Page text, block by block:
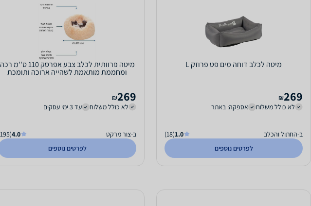
מיטה לכלב דוחה מים פט פרוזק L
269
₪
לא כולל משלוח
אספקה: באתר
ב-החתול והכלב 1.0
(18)
לפרטים נוספים
מיטה פרוותית לכלב צבע אפרסק 110 ס''מ רכה
ומחממת מותאמת לשהייה ארוכה ותומכת
269
₪
לא כולל משלוח
עד 3 ימי עסקים
ב-צור מרקט 4.0
(195)
לפרטים נוספים